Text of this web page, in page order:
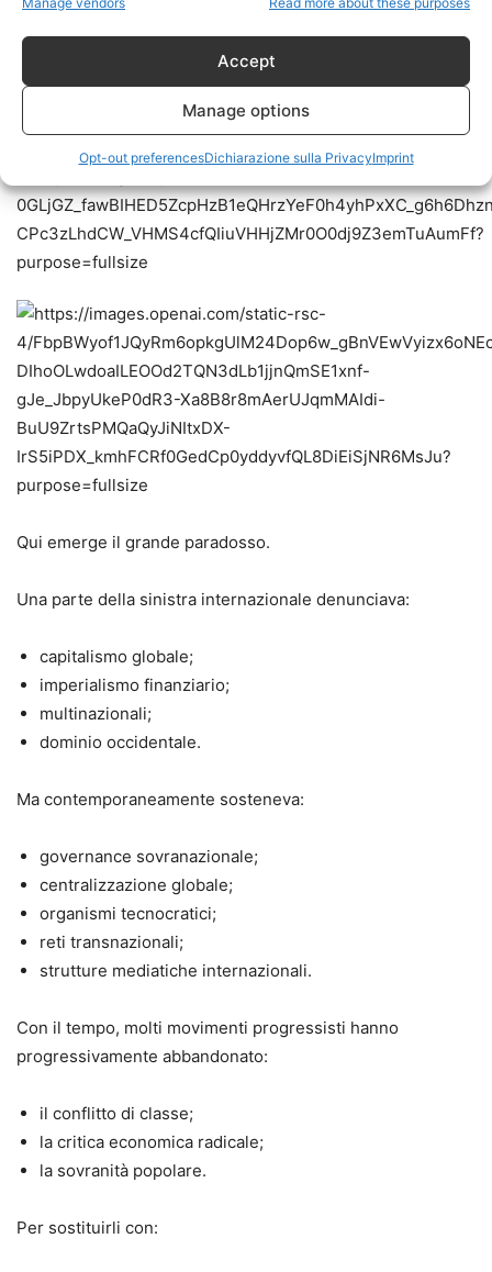
Accept
Manage options
Opt-out preferencesDichiarazione sulla PrivacyImprint
Qui emerge il grande paradosso.
Una parte della sinistra internazionale denunciava:
capitalismo globale;
imperialismo finanziario;
multinazionali;
dominio occidentale.
Ma contemporaneamente sosteneva:
governance sovranazionale;
centralizzazione globale;
organismi tecnocratici;
reti transnazionali;
strutture mediatiche internazionali.
Con il tempo, molti movimenti progressisti hanno
progressivamente abbandonato:
il conflitto di classe;
la critica economica radicale;
la sovranità popolare.
Per sostituirli con: